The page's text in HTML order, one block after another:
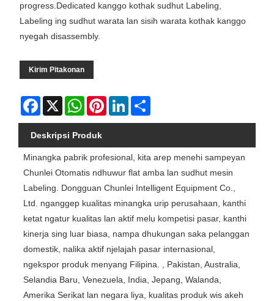
progress.Dedicated kanggo kothak sudhut Labeling,
Labeling ing sudhut warata lan sisih warata kothak kanggo
nyegah disassembly.
Kirim Pitakonan
Facebook
X WhatsAppPinterestLinkedIn
Deskripsi Produk
Minangka pabrik profesional, kita arep menehi sampeyan
Chunlei Otomatis ndhuwur flat amba lan sudhut mesin
Labeling. Dongguan Chunlei Intelligent Equipment Co.,
Ltd. nganggep kualitas minangka urip perusahaan, kanthi
ketat ngatur kualitas lan aktif melu kompetisi pasar, kanthi
kinerja sing luar biasa, nampa dhukungan saka pelanggan
domestik, nalika aktif njelajah pasar internasional,
ngekspor produk menyang Filipina. , Pakistan, Australia,
Selandia Baru, Venezuela, India, Jepang, Walanda,
Amerika Serikat lan negara liya, kualitas produk wis akeh